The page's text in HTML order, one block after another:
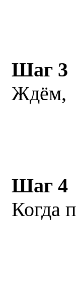
Шаг 3
Ждём,
Шаг 4
Когда